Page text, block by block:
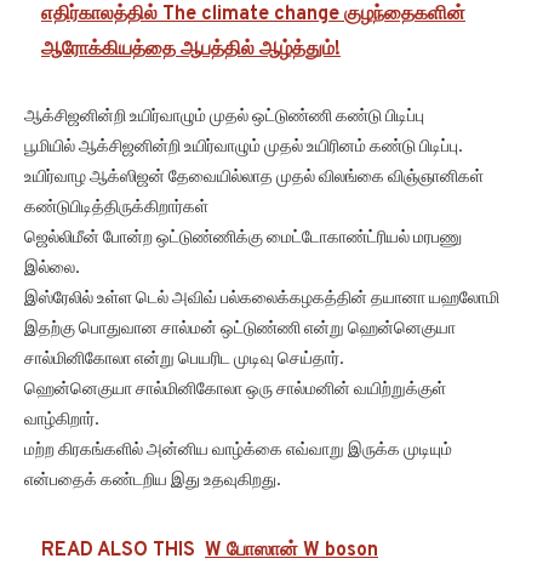
எதிர்காலத்தில் The climate change குழந்தைகளின்
ஆரோக்கியத்தை ஆபத்தில் ஆழ்த்தும்!
ஆக்சிஜனின்றி உயிர்வாழும் முதல் ஒட்டுண்ணி கண்டு பிடிப்பு
பூமியில் ஆக்சிஜனின்றி உயிர்வாழும் முதல் உயிரினம் கண்டு பிடிப்பு.
உயிர்வாழ ஆக்ஸிஜன் தேவையில்லாத முதல் விலங்கை விஞ்ஞானிகள்
கண்டுபிடித்திருக்கிறார்கள்
ஜெல்லிமீன் போன்ற ஒட்டுண்ணிக்கு மைட்டோகாண்ட்ரியல் மரபணு
இல்லை.
இஸ்ரேலில் உள்ள டெல் அவிவ் பல்கலைக்கழகத்தின் தயானா யஹலோமி
இதற்கு பொதுவான சால்மன் ஒட்டுண்ணி என்று ஹென்னெகுயா
சால்மினிகோலா என்று பெயரிட முடிவு செய்தார்.
ஹென்னெகுயா சால்மினிகோலா ஒரு சால்மனின் வயிற்றுக்குள்
வாழ்கிறார்.
மற்ற கிரகங்களில் அன்னிய வாழ்க்கை எவ்வாறு இருக்க முடியும்
என்பதைக் கண்டறிய இது உதவுகிறது.
READ ALSO THIS W போஸான் W boson